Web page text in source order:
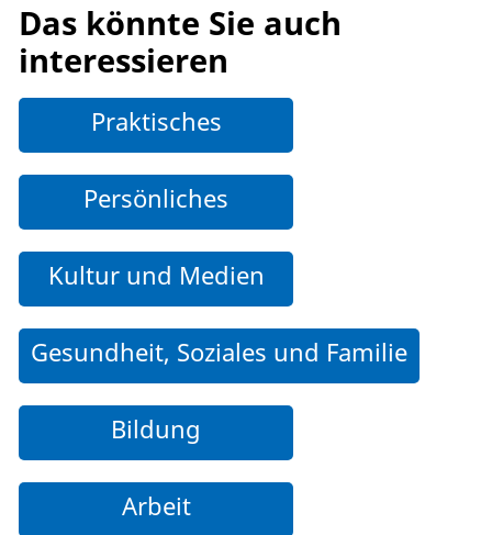
Das könnte Sie auch
interessieren
Praktisches
Persönliches
Kultur und Medien
Gesundheit, Soziales und Familie
Bildung
Arbeit